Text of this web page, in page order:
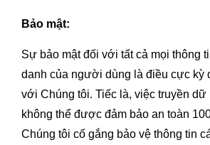
Bảo mật:
Sự bảo mật đối với tất cả mọi thông
danh của người dùng là điều cực kỳ
với Chúng tôi. Tiếc là, việc truyền dữ
không thể được đảm bảo an toàn
Chúng tôi cố gắng bảo vệ thông tin